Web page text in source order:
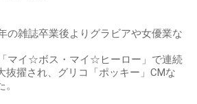
の雑誌卒業後よりグラビアや女優業な
マイ☆ボス・マイ☆ヒーロー」で連続
抜擢され、グリコ「ポッキー」CMな